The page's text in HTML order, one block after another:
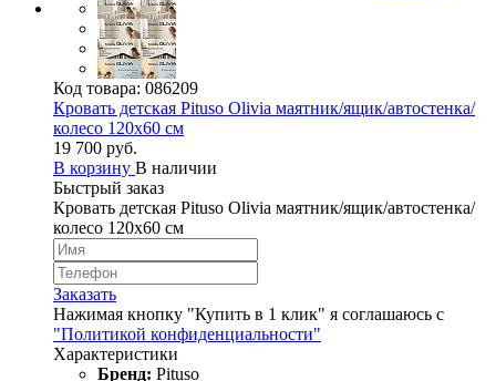
Код товара: 086209
Кровать детская Pituso Olivia маятник/ящик/автостенка/
колесо 120х60 см
19 700 руб.
В корзину В наличии
Быстрый заказ
Кровать детская Pituso Olivia маятник/ящик/автостенка/
колесо 120х60 см
Заказать
Нажимая кнопку "Купить в 1 клик" я соглашаюсь с
"Политикой конфиденциальности"
Характеристики
Бренд: Pituso